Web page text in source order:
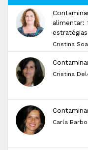
alimentar:
Cristina
Cristina
Carla